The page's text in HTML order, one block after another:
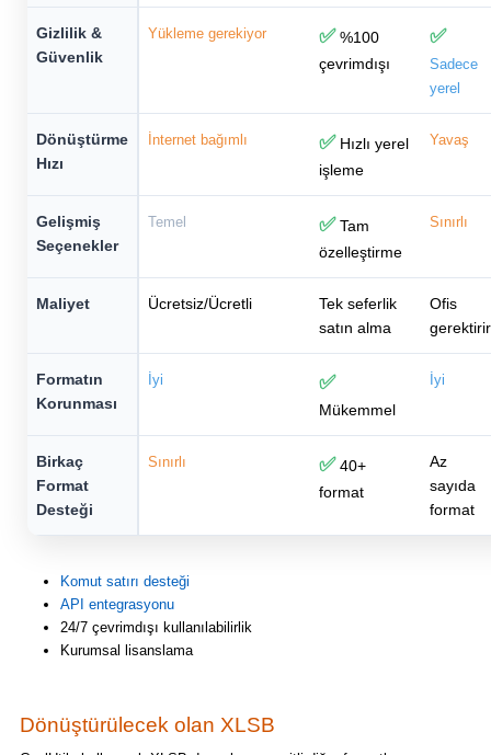
Gizlilik &
Güvenlik
Yükleme gerekiyor ✅%100
çevrimdışı
✅
Sadece
yerel
Dönüştürme
Hızı
İnternet bağımlı ✅Hızlı yerel
işleme
Yavaş
Gelişmiş
Seçenekler
Temel ✅Tam
özelleştirme
Sınırlı
Maliyet Ücretsiz/Ücretli
Tek seferlik
satın alma
Ofis
gerektirir
Formatın
Korunması
İyi ✅
Mükemmel
İyi
Birkaç
Format
Desteği
Sınırlı ✅40+
format
Az
sayıda
format
Komut satırı desteği
API entegrasyonu
24/7 çevrimdışı kullanılabilirlik
Kurumsal lisanslama
Dönüştürülecek olan XLSB